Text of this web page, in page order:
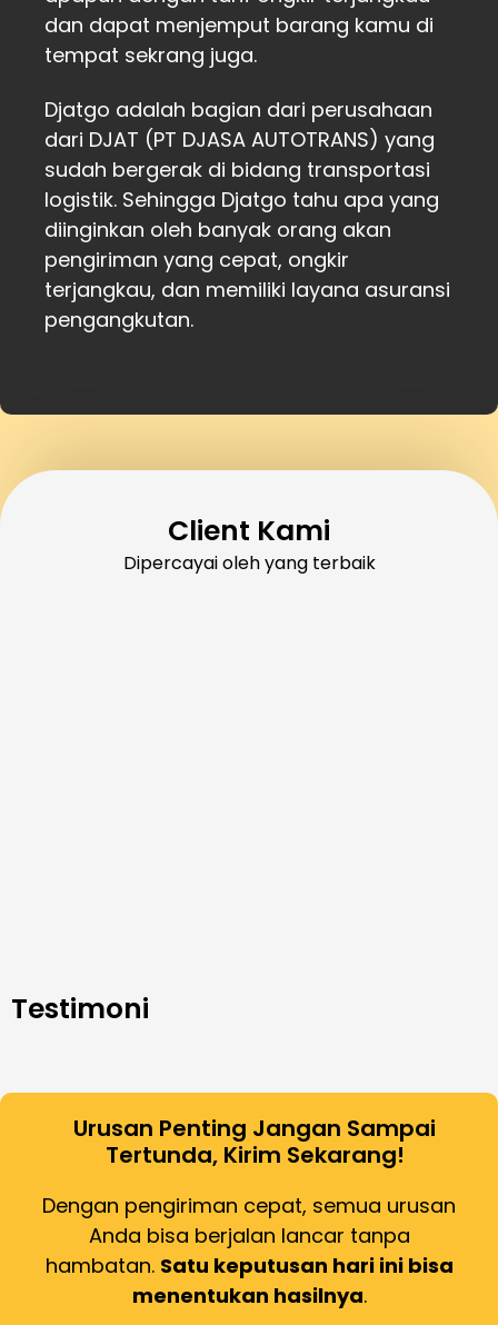
dan dapat menjemput barang kamu di
tempat sekrang juga.
Djatgo adalah bagian dari perusahaan
dari DJAT (PT DJASA AUTOTRANS) yang
sudah bergerak di bidang transportasi
logistik. Sehingga Djatgo tahu apa yang
diinginkan oleh banyak orang akan
pengiriman yang cepat, ongkir
terjangkau, dan memiliki layana asuransi
pengangkutan.
Client Kami
Dipercayai oleh yang terbaik
Testimoni
Urusan Penting Jangan Sampai
Tertunda, Kirim Sekarang!
Dengan pengiriman cepat, semua urusan
Anda bisa berjalan lancar tanpa
hambatan. Satu keputusan hari ini bisa
menentukan hasilnya.